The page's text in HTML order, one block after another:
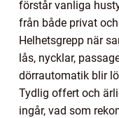
förstår vanliga
från både privat
Helhetsgrepp när
lås, nycklar,
dörrautomatik blir
Tydlig offert och
ingår, vad som